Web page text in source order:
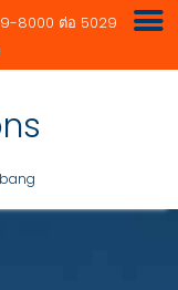
8000 ต่อ 5029